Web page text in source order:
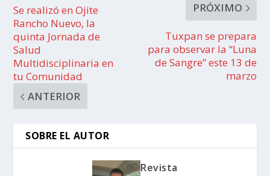
Se realizó en Ojite
Rancho Nuevo, la
quinta Jornada de
Salud
Multidisciplinaria en
tu Comunidad
ANTERIOR
PRÓXIMO
Tuxpan se prepara
para observar la “Luna
de Sangre” este 13 de
marzo
SOBRE EL AUTOR
Revista